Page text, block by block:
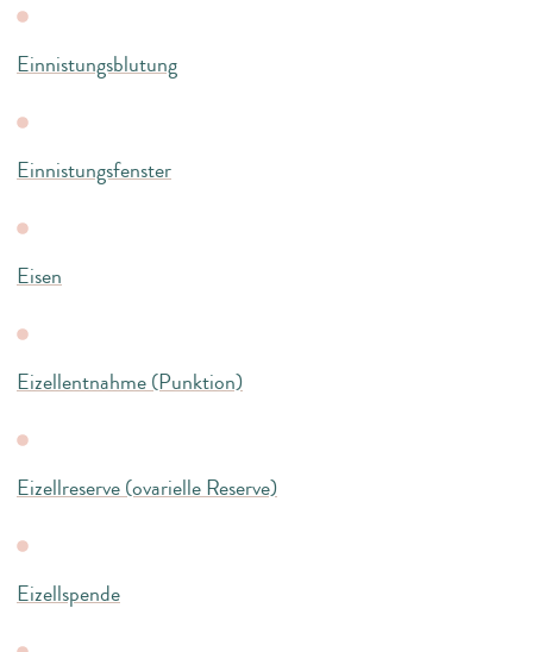
Einnistungsblutung
Einnistungsfenster
Eisen
Eizellentnahme (Punktion)
Eizellreserve (ovarielle Reserve)
Eizellspende